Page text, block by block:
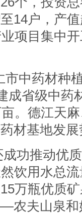
14户，产
项目集中
市中药材种
成省级中药
。德江天
材基地发
功推动优
饮用水总
万瓶优质
农夫山泉和